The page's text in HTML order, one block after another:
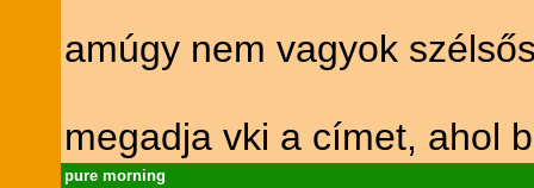
amúgy nem vagyok
megadja vki a címet, ahol
pure morning